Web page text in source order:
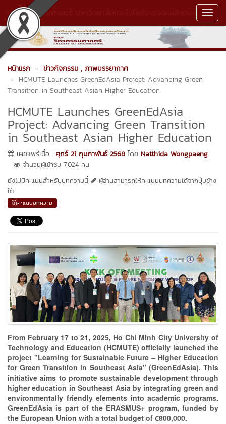
คณะวิศวกรรมศาสตร์ มหาวิทยาลัยเทคโนโลยีราชมงคลล้านนา
หน้าแรก ข่าวกิจกรรม , ภาพบรรยากาศ
HCMUTE Launches GreenEdAsia Project: Advancing Green
Transition in Southeast Asian Higher Education
HCMUTE Launches GreenEdAsia
Project: Advancing Green Transition
in Southeast Asian Higher Education
เผยแพร่เมื่อ : ศุกร์ 21 กุมภาพันธ์ 2568 โดย Natthida Wongpaeng
จำนวนผู้เข้าชม 7,024 คน
ยังไม่มีคะแนนสำหรับบทความนี้
ผู้อ่านสามารถให้คะแนนบทความได้จากปุ่มข้าง
ใต้
ให้คะแนนบทความ
From February 17 to 21, 2025, Ho Chi Minh City University of
Technology and Education (HCMUTE) officially launched the
project "Learning for Sustainable Future – Higher Education
for Green Transition in Southeast Asia" (GreenEdAsia). This
initiative aims to promote sustainable development through
higher education in Southeast Asia by integrating green and
environmentally friendly elements into academic programs.
GreenEdAsia is part of the ERASMUS+ program, funded by
the European Union with a total budget of €800,000.